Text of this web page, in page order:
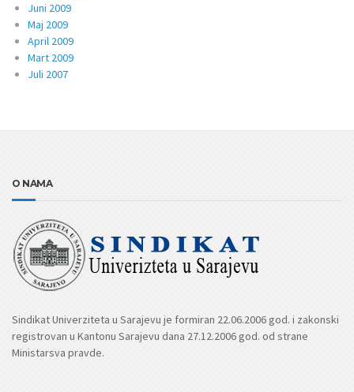
Juni 2009
Maj 2009
April 2009
Mart 2009
Juli 2007
O NAMA
Sindikat Univerziteta u Sarajevu je formiran 22.06.2006 god. i zakonski
registrovan u Kantonu Sarajevu dana 27.12.2006 god. od strane
Ministarsva pravde.